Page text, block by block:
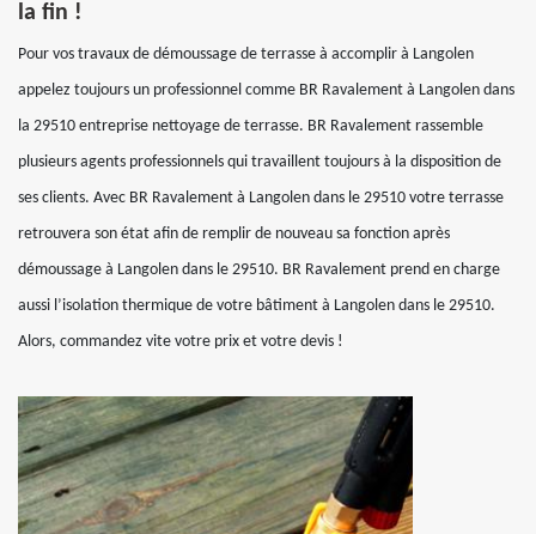
la fin !
Pour vos travaux de démoussage de terrasse à accomplir à Langolen
appelez toujours un professionnel comme BR Ravalement à Langolen dans
la 29510 entreprise nettoyage de terrasse. BR Ravalement rassemble
plusieurs agents professionnels qui travaillent toujours à la disposition de
ses clients. Avec BR Ravalement à Langolen dans le 29510 votre terrasse
retrouvera son état afin de remplir de nouveau sa fonction après
démoussage à Langolen dans le 29510. BR Ravalement prend en charge
aussi l’isolation thermique de votre bâtiment à Langolen dans le 29510.
Alors, commandez vite votre prix et votre devis !